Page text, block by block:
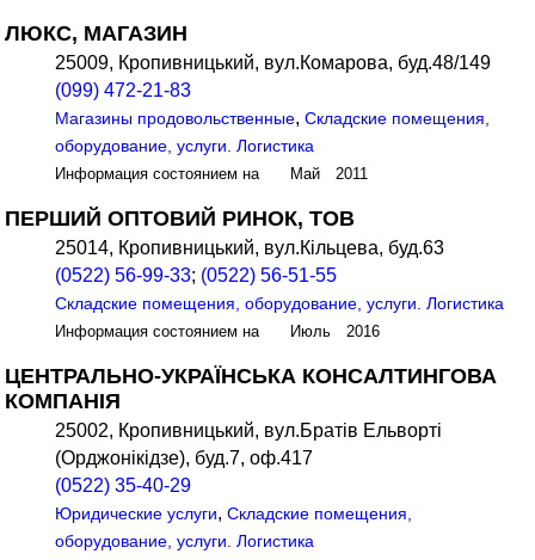
ЛЮКС, МАГАЗИН
25009, Кропивницький, вул.Комарова, буд.48/149
(099) 472-21-83
Магазины продовольственные,Складские помещения,
оборудование, услуги. Логистика
Информация состоянием на Май 2011
ПЕРШИЙ ОПТОВИЙ РИНОК, ТОВ
25014, Кропивницький, вул.Кільцева, буд.63
(0522) 56-99-33; (0522) 56-51-55
Складские помещения, оборудование, услуги. Логистика
Информация состоянием на Июль 2016
ЦЕНТРАЛЬНО-УКРАЇНСЬКА КОНСАЛТИНГОВА
КОМПАНІЯ
25002, Кропивницький, вул.Братів Ельворті
(Орджонікідзе), буд.7, оф.417
(0522) 35-40-29
Юридические услуги,Складские помещения,
оборудование, услуги. Логистика